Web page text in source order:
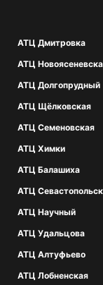
АТЦ Дмитровка
АТЦ
АТЦ Долгопрудный
АТЦ Щёлковская
АТЦ Семеновская
АТЦ Химки
АТЦ Балашиха
АТЦ
АТЦ Научный
АТЦ Удальцова
АТЦ Алтуфьево
АТЦ Лобненская